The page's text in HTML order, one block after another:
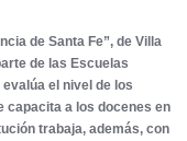
de Santa Fe”, de Villa
de las Escuelas
el nivel de los
capacita a los docenes en
trabaja, además, con